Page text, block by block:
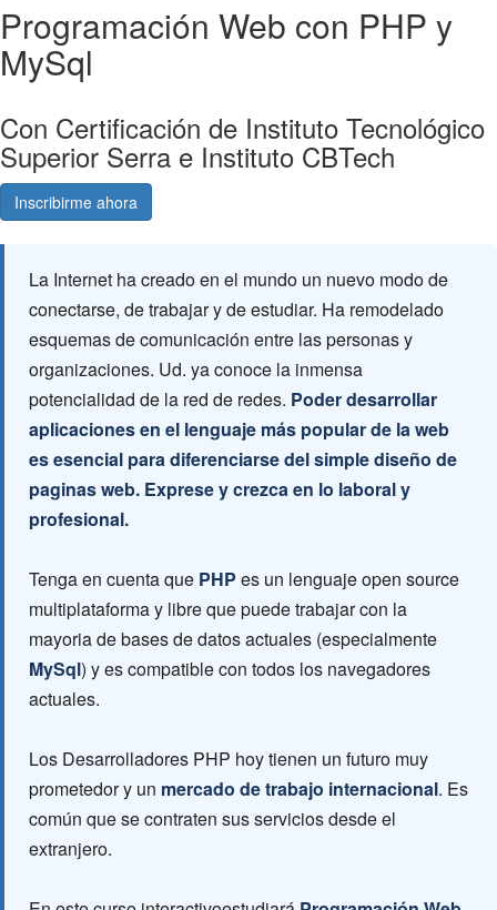
Programación Web con PHP y
MySql
Con Certificación de Instituto Tecnológico
Superior Serra e Instituto CBTech
Inscribirme ahora
La Internet ha creado en el mundo un nuevo modo de
conectarse, de trabajar y de estudiar. Ha remodelado
esquemas de comunicación entre las personas y
organizaciones. Ud. ya conoce la inmensa
potencialidad de la red de redes. Poder desarrollar
aplicaciones en el lenguaje más popular de la web
es esencial para diferenciarse del simple diseño de
paginas web. Exprese y crezca en lo laboral y
profesional.
Tenga en cuenta que PHP es un lenguaje open source
multiplataforma y libre que puede trabajar con la
mayoria de bases de datos actuales (especialmente
MySql) y es compatible con todos los navegadores
actuales.
Los Desarrolladores PHP hoy tienen un futuro muy
prometedor y un mercado de trabajo internacional. Es
común que se contraten sus servicios desde el
extranjero.